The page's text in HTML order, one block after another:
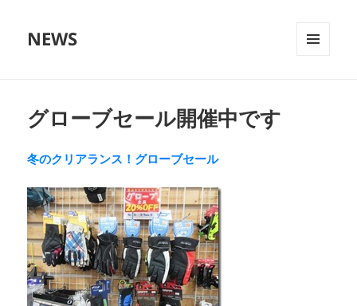
NEWS
グローブセール開催中です
冬のクリアランス！グローブセール